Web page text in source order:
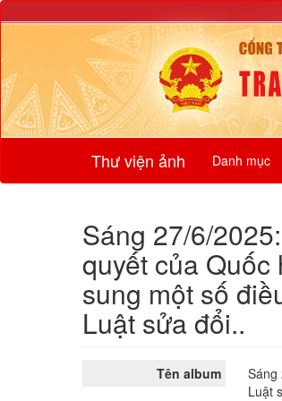
Thư viện ảnh Danh mục
Sáng 27/6/
quyết của
sung một số
Luật sửa đổi..
Tên album
Sáng
Luật